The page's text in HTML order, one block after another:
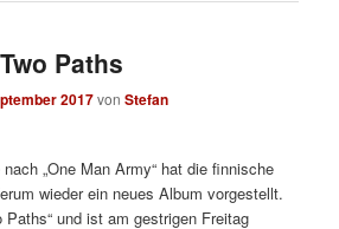
Paths
2017vonStefan
„One Man Army“ hat die finnische
wieder ein neues Album vorgestellt.
Paths“ und ist am gestrigen Freitag